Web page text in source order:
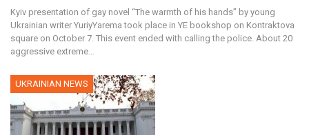
Kyiv presentation of gay novel “The warmth of his hands” by young
Ukrainian writer YuriyYarema took place in YE bookshop on Kontraktova
square on October 7. This event ended with calling the police. About 20
aggressive extreme…
UKRAINIAN NEWS